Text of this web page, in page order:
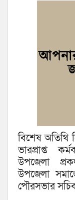
বিশেষ অতিথি
ভারপ্রাপ্ত
উপজেলা
উপজেলা
পৌরসভার